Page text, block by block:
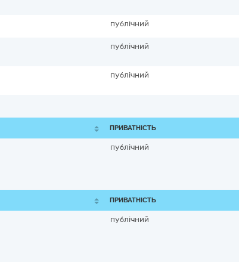
публічний
публічний
публічний
ПРИВАТНІСТЬ
публічний
ПРИВАТНІСТЬ
публічний